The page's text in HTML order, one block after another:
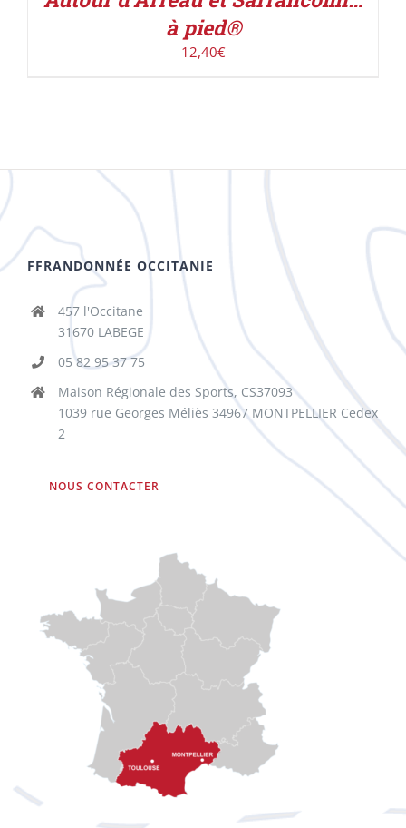
à pied®
12,40€
FFRANDONNÉE OCCITANIE
457 l'Occitane
31670 LABEGE
05 82 95 37 75
Maison Régionale des Sports, CS37093
1039 rue Georges Méliès 34967 MONTPELLIER Cedex
2
NOUS CONTACTER